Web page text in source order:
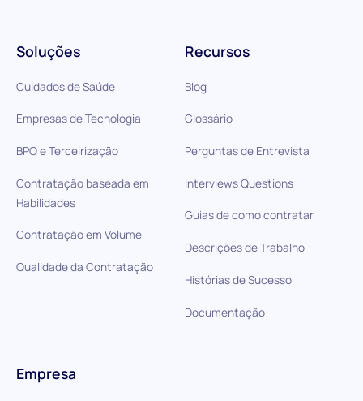
Soluções
Cuidados de Saúde
Empresas de Tecnologia
BPO e Terceirização
Contratação baseada em
Habilidades
Contratação em Volume
Qualidade da Contratação
Recursos
Blog
Glossário
Perguntas de Entrevista
Interviews Questions
Guias de como contratar
Descrições de Trabalho
Histórias de Sucesso
Documentação
Empresa